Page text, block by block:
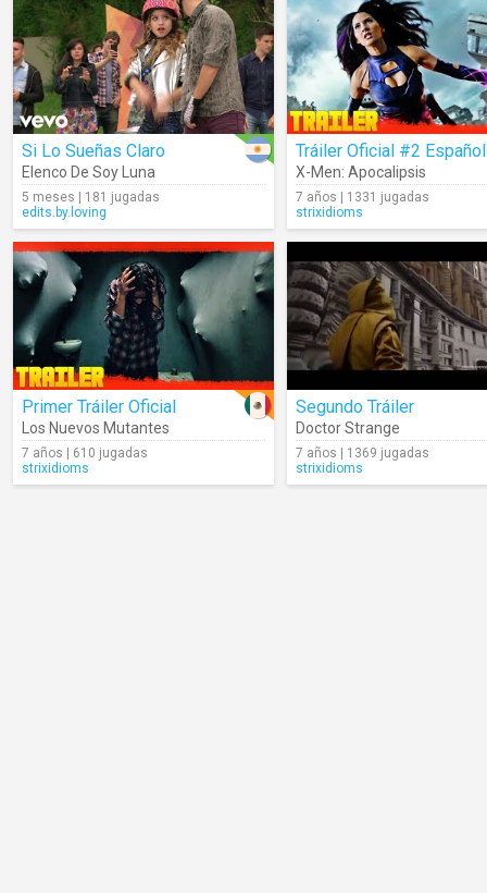
Si Lo Sueñas Claro
Elenco De Soy Luna
5 meses | 181 jugadas
edits.by.loving
X-Men: Apocalipsis
7 años | 1331 jugadas
strixidioms
Primer Tráiler Oficial
Los Nuevos Mutantes
7 años | 610 jugadas
strixidioms
Segundo Tráiler
Doctor Strange
7 años | 1369 jugadas
strixidioms